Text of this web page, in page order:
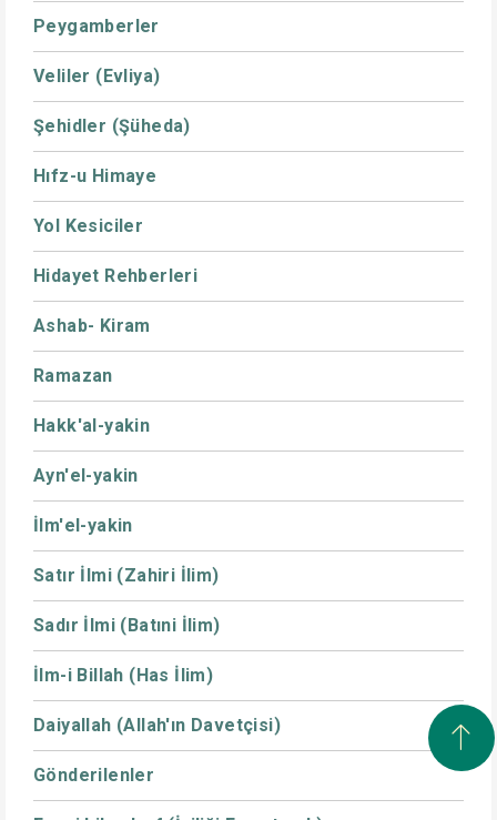
Peygamberler
Veliler (Evliya)
Şehidler (Şüheda)
Hıfz-u Himaye
Yol Kesiciler
Hidayet Rehberleri
Ashab- Kiram
Ramazan
Hakk'al-yakin
Ayn'el-yakin
İlm'el-yakin
Satır İlmi (Zahiri İlim)
Sadır İlmi (Batıni İlim)
İlm-i Billah (Has İlim)
Daiyallah (Allah'ın Davetçisi)
Gönderilenler